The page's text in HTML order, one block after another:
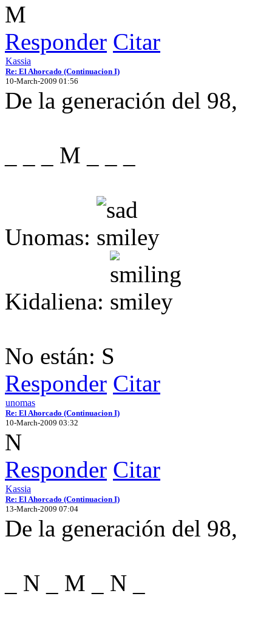
M
Responder Citar
Kassia
Re: El Ahorcado (Continuacion I)
10-March-2009 01:56
De la generación del 98,
_ _ _ M _ _ _
Unomas:
Kidaliena:
No están: S
Responder Citar
unomas
Re: El Ahorcado (Continuacion I)
10-March-2009 03:32
N
Responder Citar
Kassia
Re: El Ahorcado (Continuacion I)
13-March-2009 07:04
De la generación del 98,
_ N _ M _ N _